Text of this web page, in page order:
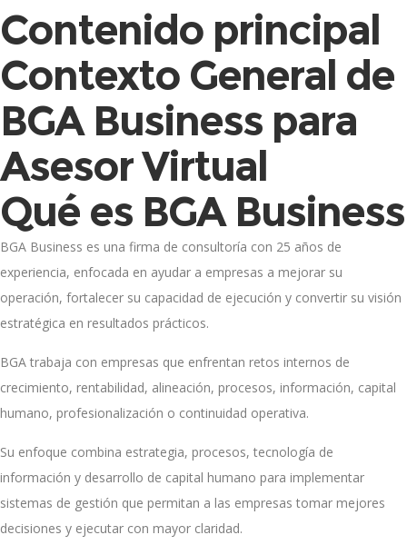
Contenido principal
Contexto General de
BGA Business para
Asesor Virtual
Qué es BGA Business
BGA Business es una firma de consultoría con 25 años de
experiencia, enfocada en ayudar a empresas a mejorar su
operación, fortalecer su capacidad de ejecución y convertir su visión
estratégica en resultados prácticos.
BGA trabaja con empresas que enfrentan retos internos de
crecimiento, rentabilidad, alineación, procesos, información, capital
humano, profesionalización o continuidad operativa.
Su enfoque combina estrategia, procesos, tecnología de
información y desarrollo de capital humano para implementar
sistemas de gestión que permitan a las empresas tomar mejores
decisiones y ejecutar con mayor claridad.